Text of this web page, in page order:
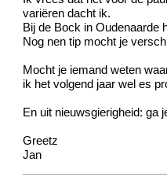
variëren dacht ik.
Bij de Bock in Oudenaarde
Nog nen tip mocht je
Mocht je iemand weten
ik het volgend jaar wel es
En uit nieuwsgierigheid: ga
Greetz
Jan